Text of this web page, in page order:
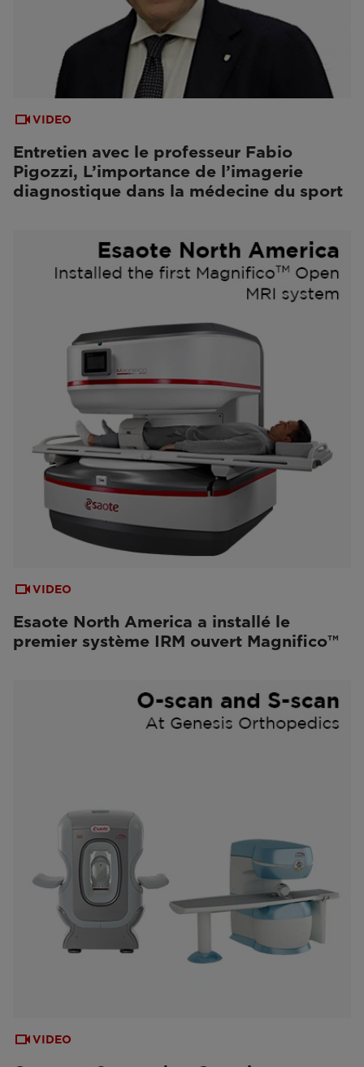
VIDEO
Entretien avec le professeur Fabio
Pigozzi, L’importance de l’imagerie
diagnostique dans la médecine du sport
VIDEO
Esaote North America a installé le
premier système IRM ouvert Magnifico™
VIDEO